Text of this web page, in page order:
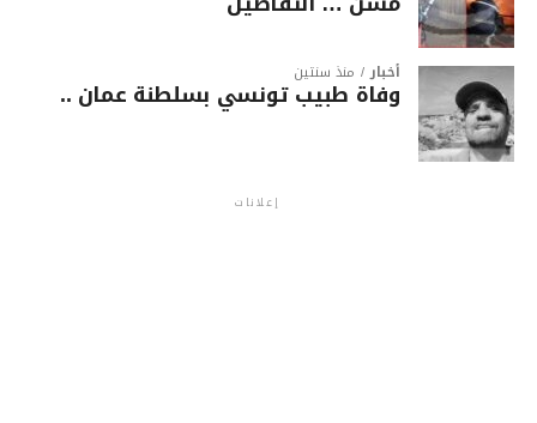
أخبار منذ سنتين
وفاة طبيب تونسي بسلطنة عمان ..
إعلانات